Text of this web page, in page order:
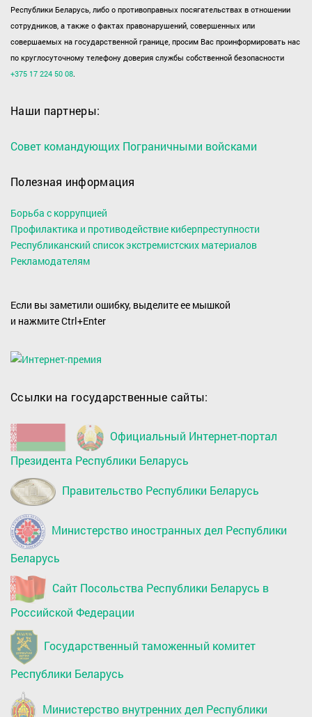
Республики Беларусь, либо о противоправных посягательствах в отношении
сотрудников, а также о фактах правонарушений, совершенных или
совершаемых на государственной границе, просим Вас проинформировать нас
по круглосуточному телефону доверия службы собственной безопасности
+375 17 224 50 08.
Наши партнеры:
Совет командующих Пограничными войсками
Полезная информация
Борьба с коррупцией
Профилактика и противодействие киберпреступности
Республиканский список экстремистских материалов
Рекламодателям
Если вы заметили ошибку, выделите ее мышкой
и нажмите Ctrl+Enter
Ссылки на государственные сайты:
Официальный Интернет-портал
Президента Республики Беларусь
Правительство Республики Беларусь
Министерство иностранных дел Республики
Беларусь
Сайт Посольства Республики Беларусь в
Российской Федерации
Государственный таможенный комитет
Республики Беларусь
Министерство внутренних дел Республики